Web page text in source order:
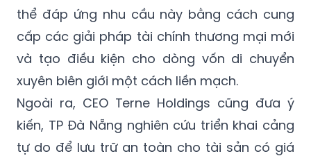
thể đáp ứng nhu cầu này bằng cách cung
cấp các giải pháp tài chính thương mại mới
và tạo điều kiện cho dòng vốn di chuyển
xuyên biên giới một cách liền mạch.
Ngoài ra, CEO Terne Holdings cũng đưa ý
kiến, TP Đà Nẵng nghiên cứu triển khai cảng
tự do để lưu trữ an toàn cho tài sản có giá